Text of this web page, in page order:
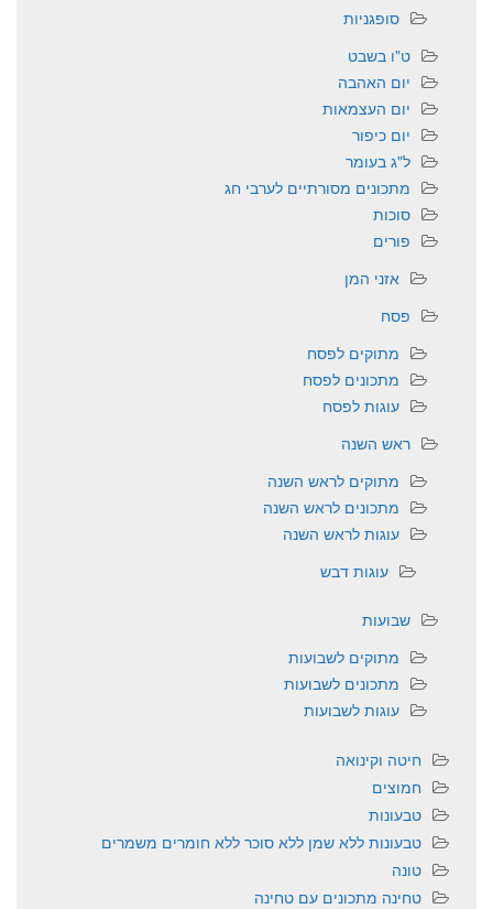
סופגניות
ט"ו בשבט
יום האהבה
יום העצמאות
יום כיפור
ל"ג בעומר
מתכונים מסורתיים לערבי חג
סוכות
פורים
אזני המן
פסח
מתוקים לפסח
מתכונים לפסח
עוגות לפסח
ראש השנה
מתוקים לראש השנה
מתכונים לראש השנה
עוגות לראש השנה
עוגות דבש
שבועות
מתוקים לשבועות
מתכונים לשבועות
עוגות לשבועות
חיטה וקינואה
חמוצים
טבעונות
טבעונות ללא שמן ללא סוכר ללא חומרים משמרים
טונה
טחינה מתכונים עם טחינה